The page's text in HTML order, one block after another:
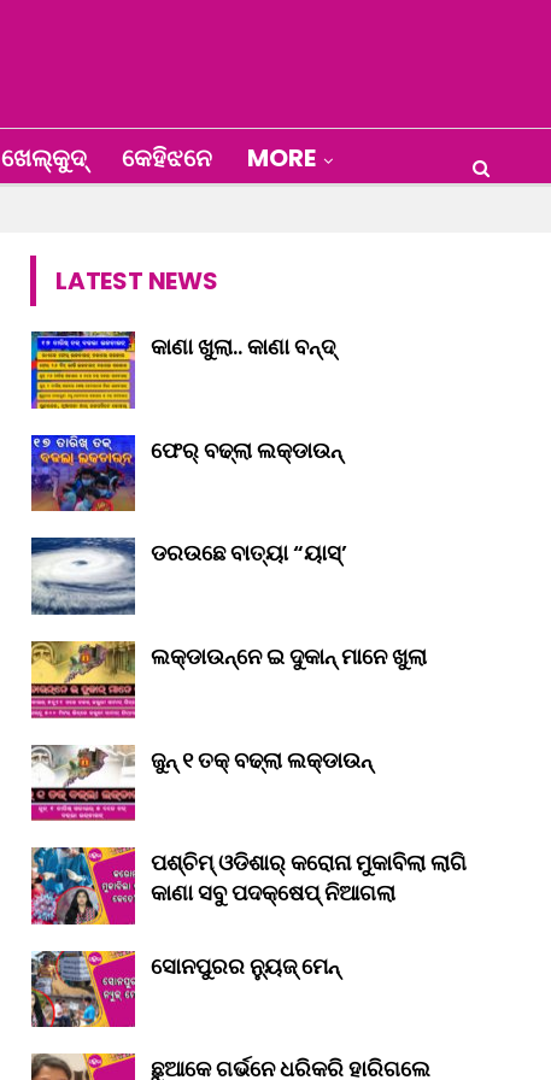
ଖେଲ୍‌କୁଦ୍‌ କେହିଝନେ MORE
LATEST NEWS
କାଣା ଖୁଲା.. କାଣା ବନ୍ଦ୍‌
ଫେର୍ ବଢ୍‌ଲା ଲକ୍‌ଡାଉନ୍‌
ଡରଉଛେ ବାତ୍ୟା “ୟାସ୍‌’
ଲକ୍‌ଡାଉନ୍‌ନେ ଇ ଦୁକାନ୍ ମାନେ ଖୁଲା
ଜୁନ୍ ୧ ତକ୍ ବଢ୍‌ଲା ଲକ୍‌ଡାଉନ୍‌
ପଶ୍ଚିମ୍ ଓଡିଶାର୍ କରୋନା ମୁକାବିଲା ଲାଗି
କାଣା ସବୁ ପଦକ୍ଷେପ୍ ନିଆଗଲା
ସୋନପୁରର ନ୍ୟୁଜ୍ ମେନ୍
ଛୁଆକେ ଗର୍ଭନେ ଧରିକରି ହାରିଗଲେ